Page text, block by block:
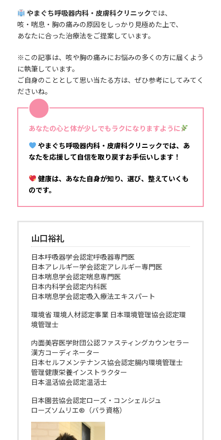
やまぐち呼吸器内科・皮膚科クリニックでは、
咳・喘息・胸の痛みの原因をしっかり見極めた上で、
あなたに合った治療法をご提案しています。
※この記事は、咳や胸の痛みにお悩みの多くの方に届くよう
に執筆しています。
ご自身のこととして思い当たる方は、ぜひ参考にしてみてく
ださいね。
あなたの心と体が少しでもラクになりますように
やまぐち呼吸器内科・皮膚科クリニックでは、あ
なたを応援して自信を取り戻すお手伝いします！
健康は、あなた自身が知り、選び、整えていくも
のです。
山口裕礼
日本呼吸器学会認定呼吸器専門医
日本アレルギー学会認定アレルギー専門医
日本喘息学会認定喘息専門医
日本内科学会認定内科医
日本喘息学会認定吸入療法エキスパート
環境省 環境人材認定事業 日本環境管理協会認定環
境管理士
内面美容医学財団公認ファスティングカウンセラー
漢方コーディネーター
日本セルフメンテナンス協会認定腸内環境管理士
管理健康栄養インストラクター
日本温活協会認定温活士
日本園芸協会認定ローズ・コンシェルジュ
ローズソムリエ®（バラ資格）